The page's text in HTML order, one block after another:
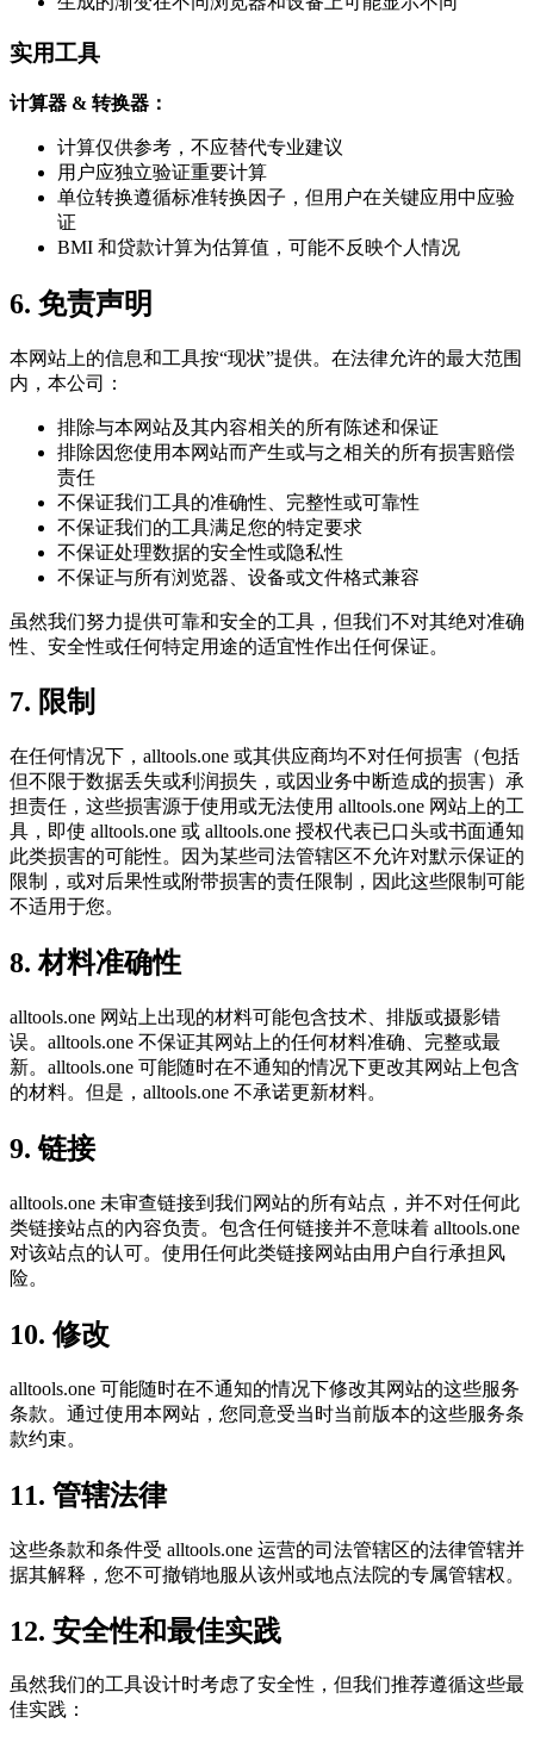
实用工具
计算器 & 转换器：
计算仅供参考，不应替代专业建议
用户应独立验证重要计算
单位转换遵循标准转换因子，但用户在关键应用中应验
证
BMI 和贷款计算为估算值，可能不反映个人情况
6. 免责声明
本网站上的信息和工具按“现状”提供。在法律允许的最大范围
内，本公司：
排除与本网站及其内容相关的所有陈述和保证
排除因您使用本网站而产生或与之相关的所有损害赔偿
责任
不保证我们工具的准确性、完整性或可靠性
不保证我们的工具满足您的特定要求
不保证处理数据的安全性或隐私性
不保证与所有浏览器、设备或文件格式兼容
虽然我们努力提供可靠和安全的工具，但我们不对其绝对准确
性、安全性或任何特定用途的适宜性作出任何保证。
7. 限制
在任何情况下，alltools.one 或其供应商均不对任何损害（包括
但不限于数据丢失或利润损失，或因业务中断造成的损害）承
担责任，这些损害源于使用或无法使用 alltools.one 网站上的工
具，即使 alltools.one 或 alltools.one 授权代表已口头或书面通知
此类损害的可能性。因为某些司法管辖区不允许对默示保证的
限制，或对后果性或附带损害的责任限制，因此这些限制可能
不适用于您。
8. 材料准确性
alltools.one 网站上出现的材料可能包含技术、排版或摄影错
误。alltools.one 不保证其网站上的任何材料准确、完整或最
新。alltools.one 可能随时在不通知的情况下更改其网站上包含
的材料。但是，alltools.one 不承诺更新材料。
9. 链接
alltools.one 未审查链接到我们网站的所有站点，并不对任何此
类链接站点的內容负责。包含任何链接并不意味着 alltools.one
对该站点的认可。使用任何此类链接网站由用户自行承担风
险。
10. 修改
alltools.one 可能随时在不通知的情况下修改其网站的这些服务
条款。通过使用本网站，您同意受当时当前版本的这些服务条
款约束。
11. 管辖法律
这些条款和条件受 alltools.one 运营的司法管辖区的法律管辖并
据其解释，您不可撤销地服从该州或地点法院的专属管辖权。
12. 安全性和最佳实践
虽然我们的工具设计时考虑了安全性，但我们推荐遵循这些最
佳实践：